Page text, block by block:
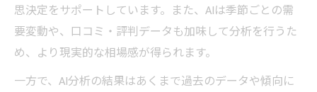
思決定をサポートしています。また、AIは季節ごとの需
要変動や、口コミ・評判データも加味して分析を行うた
め、より現実的な相場感が得られます。
一方で、AI分析の結果はあくまで過去のデータや傾向に